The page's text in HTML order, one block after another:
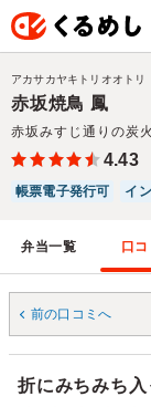
赤坂焼鳥 鳳
赤坂みすじ通りの炭
アカサカヤキトリオオトリ
4.43
帳票電子発行可
イ
弁当一覧 口コ
前の口コミへ
折にみちみち入